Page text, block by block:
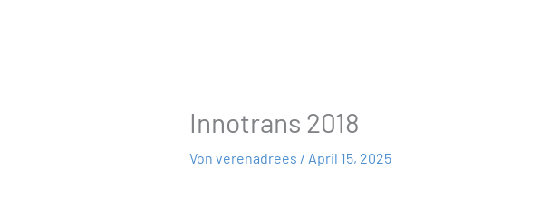
Innotrans 2018
Von verenadrees / April 15, 2025